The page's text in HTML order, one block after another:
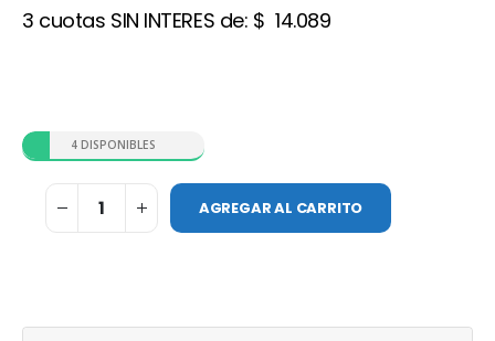
3 cuotas SIN INTERES de: $ 14.089
4 DISPONIBLES
AGREGAR AL CARRITO